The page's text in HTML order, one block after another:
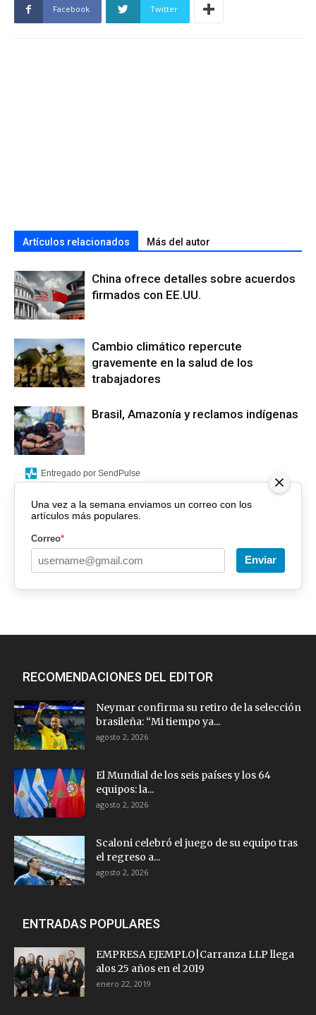
Facebook Twitter
Artículos relacionados Más del autor
China ofrece detalles sobre acuerdos
firmados con EE.UU.
Cambio climático repercute
gravemente en la salud de los
trabajadores
Brasil, Amazonía y reclamos indígenas
Una vez a la semana enviamos un correo con los
artículos más populares.
Correo*
Enviar
Entregado por SendPulse
RECOMENDACIONES DEL EDITOR
Neymar confirma su retiro de la selección
brasileña: “Mi tiempo ya...
agosto 2, 2026
El Mundial de los seis países y los 64
equipos: la...
agosto 2, 2026
Scaloni celebró el juego de su equipo tras
el regreso a...
agosto 2, 2026
ENTRADAS POPULARES
EMPRESA EJEMPLO|Carranza LLP llega
alos 25 años en el 2019
enero 22, 2019